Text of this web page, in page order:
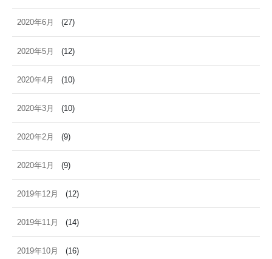
2020年6月 (27)
2020年5月 (12)
2020年4月 (10)
2020年3月 (10)
2020年2月 (9)
2020年1月 (9)
2019年12月 (12)
2019年11月 (14)
2019年10月 (16)